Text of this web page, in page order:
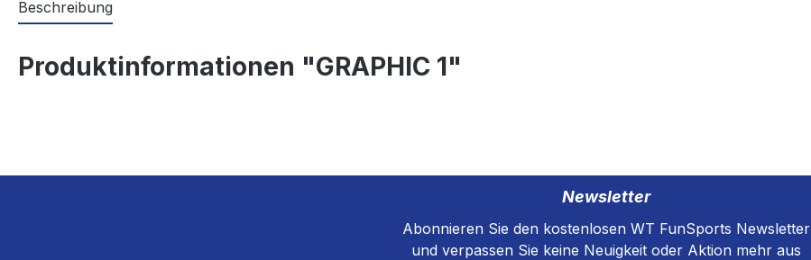
Beschreibung
Produktinformationen "GRAPHIC 1"
Newsletter
Abonnieren Sie den kostenlosen WT FunSports Newsletter
und verpassen Sie keine Neuigkeit oder Aktion mehr aus